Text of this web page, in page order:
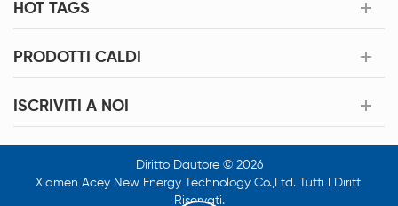
HOT TAGS
PRODOTTI CALDI
ISCRIVITI A NOI
Diritto Dautore © 2026
Xiamen Acey New Energy Technology Co.,Ltd. Tutti I Diritti
Riservati.